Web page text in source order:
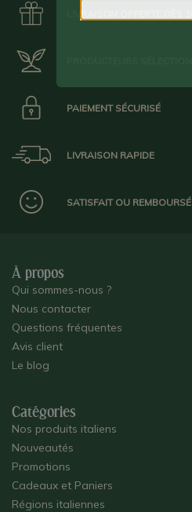
PAIEMENT SÉCURISÉ
LIVRAISON RAPIDE
SATISFAIT OU REMBOURSÉ
À propos
Qui sommes-nous ?
Nous contacter
Questions fréquentes
Avis client
Le blog
Catégories
Nos produits italiens
Nouveautés
Promotions
Cadeaux et Paniers
Régions italiennes